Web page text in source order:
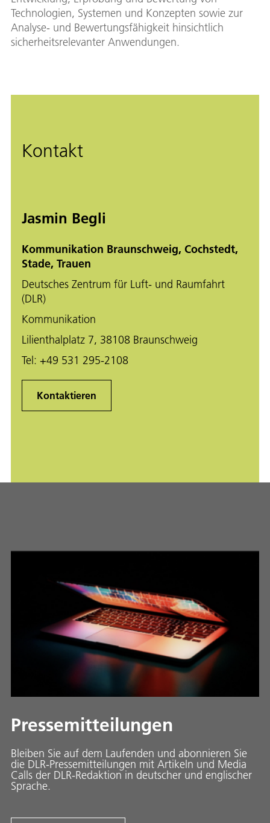
Technologien, Systemen und Konzepten sowie zur
Analyse- und Bewertungsfähigkeit hinsichtlich
sicherheitsrelevanter Anwendungen.
Kontakt
Jasmin Begli
Kommunikation Braunschweig, Cochstedt,
Stade, Trauen
Deutsches Zentrum für Luft- und Raumfahrt
(DLR)
Kommunikation
Lilienthalplatz 7, 38108 Braunschweig
Tel: +49 531 295-2108
Kontaktieren
Pressemitteilungen
Bleiben Sie auf dem Laufenden und abonnieren Sie
die DLR-Pressemitteilungen mit Artikeln und Media
Calls der DLR-Redaktion in deutscher und englischer
Sprache.